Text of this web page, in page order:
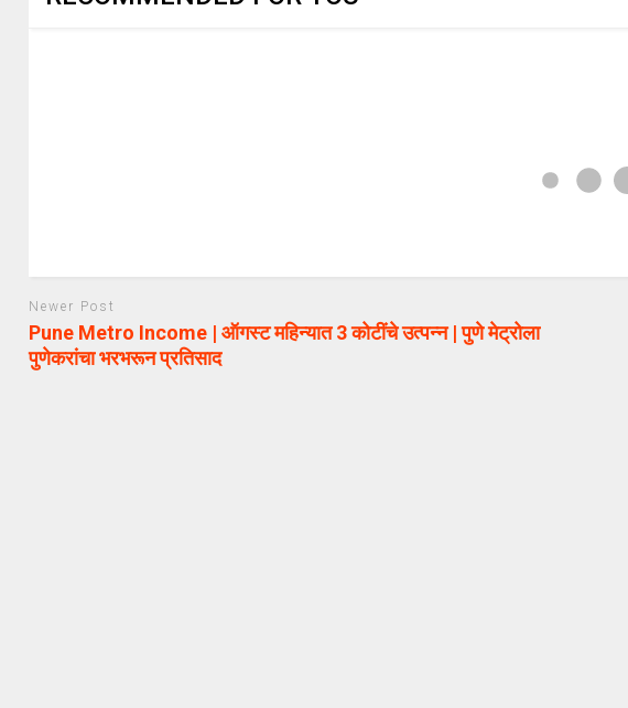
Newer Post
Pune Metro Income | ऑगस्ट महिन्यात 3 कोटींचे उत्पन्न | पुणे मेट्रोला
पुणेकरांचा भरभरून प्रतिसाद